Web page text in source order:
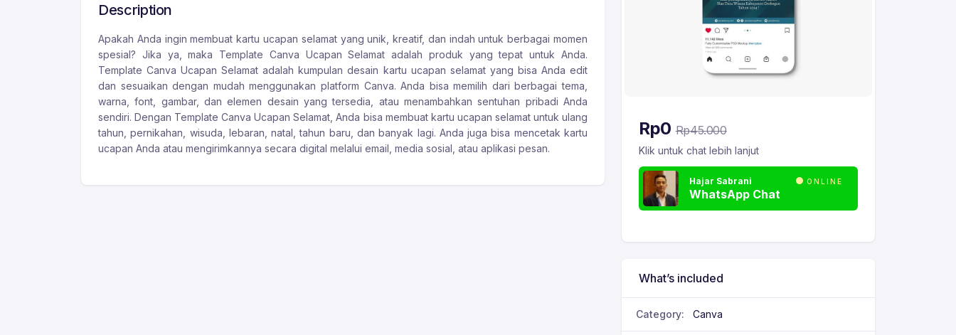
Description
Apakah Anda ingin membuat kartu ucapan selamat yang unik, kreatif, dan indah untuk berbagai momen
spesial? Jika ya, maka Template Canva Ucapan Selamat adalah produk yang tepat untuk Anda.
Template Canva Ucapan Selamat adalah kumpulan desain kartu ucapan selamat yang bisa Anda edit
dan sesuaikan dengan mudah menggunakan platform Canva. Anda bisa memilih dari berbagai tema,
warna, font, gambar, dan elemen desain yang tersedia, atau menambahkan sentuhan pribadi Anda
sendiri. Dengan Template Canva Ucapan Selamat, Anda bisa membuat kartu ucapan selamat untuk ulang
tahun, pernikahan, wisuda, lebaran, natal, tahun baru, dan banyak lagi. Anda juga bisa mencetak kartu
ucapan Anda atau mengirimkannya secara digital melalui email, media sosial, atau aplikasi pesan.
Rp0 Rp45.000
Klik untuk chat lebih lanjut
Hajar Sabrani ONLINE
WhatsApp Chat
What’s included
Category: Canva